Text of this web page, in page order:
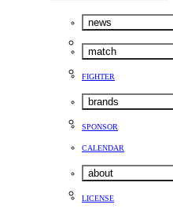
news
match
FIGHTER
brands
SPONSOR
CALENDAR
about
LICENSE